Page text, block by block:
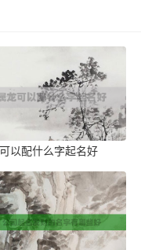
以配什么字起名好